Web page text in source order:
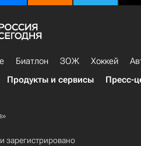
Биатлон ЗОЖ Хоккей
Продукты и сервисы Пресс-
зарегистрировано